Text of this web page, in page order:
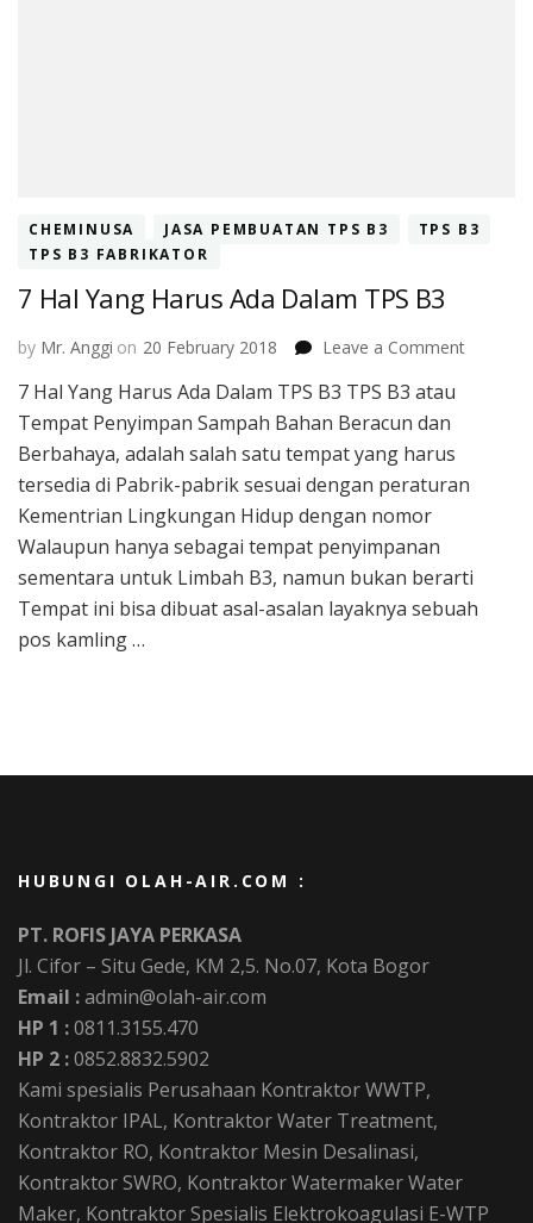
CHEMINUSA JASA PEMBUATAN TPS B3
TPS B3
TPS B3 FABRIKATOR
7 Hal Yang Harus Ada Dalam TPS B3
by Mr. Anggi on 20 February 2018 Leave a Commenton
Dalam
7 Hal Yang Harus Ada Dalam TPS B3 TPS B3 atau
Tempat Penyimpan Sampah Bahan Beracun dan
Berbahaya, adalah salah satu tempat yang harus
tersedia di Pabrik-pabrik sesuai dengan peraturan
Kementrian Lingkungan Hidup dengan nomor
Walaupun hanya sebagai tempat penyimpanan
sementara untuk Limbah B3, namun bukan berarti
Tempat ini bisa dibuat asal-asalan layaknya sebuah
pos kamling …
HUBUNGI OLAH-AIR.COM :
PT. ROFIS JAYA PERKASA
Jl. Cifor – Situ Gede, KM 2,5. No.07, Kota Bogor
Email :admin@olah-air.com
HP 1 :0811.3155.470
HP 2 :0852.8832.5902
Kami spesialis Perusahaan Kontraktor WWTP,
Kontraktor IPAL, Kontraktor Water Treatment,
Kontraktor RO, Kontraktor Mesin Desalinasi,
Kontraktor SWRO, Kontraktor Watermaker Water
Maker, Kontraktor Spesialis Elektrokoagulasi E-WTP